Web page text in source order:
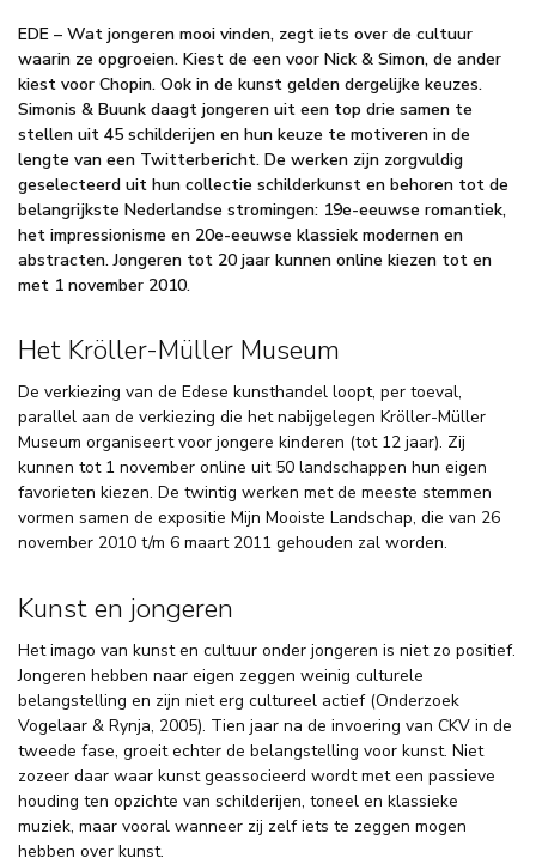
EDE – Wat jongeren mooi vinden, zegt iets over de cultuur
waarin ze opgroeien. Kiest de een voor Nick & Simon, de ander
kiest voor Chopin. Ook in de kunst gelden dergelijke keuzes.
Simonis & Buunk daagt jongeren uit een top drie samen te
stellen uit 45 schilderijen en hun keuze te motiveren in de
lengte van een Twitterbericht. De werken zijn zorgvuldig
geselecteerd uit hun collectie schilderkunst en behoren tot de
belangrijkste Nederlandse stromingen: 19e-eeuwse romantiek,
het impressionisme en 20e-eeuwse klassiek modernen en
abstracten. Jongeren tot 20 jaar kunnen online kiezen tot en
met 1 november 2010.
Het Kröller-Müller Museum
De verkiezing van de Edese kunsthandel loopt, per toeval,
parallel aan de verkiezing die het nabijgelegen Kröller-Müller
Museum organiseert voor jongere kinderen (tot 12 jaar). Zij
kunnen tot 1 november online uit 50 landschappen hun eigen
favorieten kiezen. De twintig werken met de meeste stemmen
vormen samen de expositie Mijn Mooiste Landschap, die van 26
november 2010 t/m 6 maart 2011 gehouden zal worden.
Kunst en jongeren
Het imago van kunst en cultuur onder jongeren is niet zo positief.
Jongeren hebben naar eigen zeggen weinig culturele
belangstelling en zijn niet erg cultureel actief (Onderzoek
Vogelaar & Rynja, 2005). Tien jaar na de invoering van CKV in de
tweede fase, groeit echter de belangstelling voor kunst. Niet
zozeer daar waar kunst geassocieerd wordt met een passieve
houding ten opzichte van schilderijen, toneel en klassieke
muziek, maar vooral wanneer zij zelf iets te zeggen mogen
hebben over kunst.